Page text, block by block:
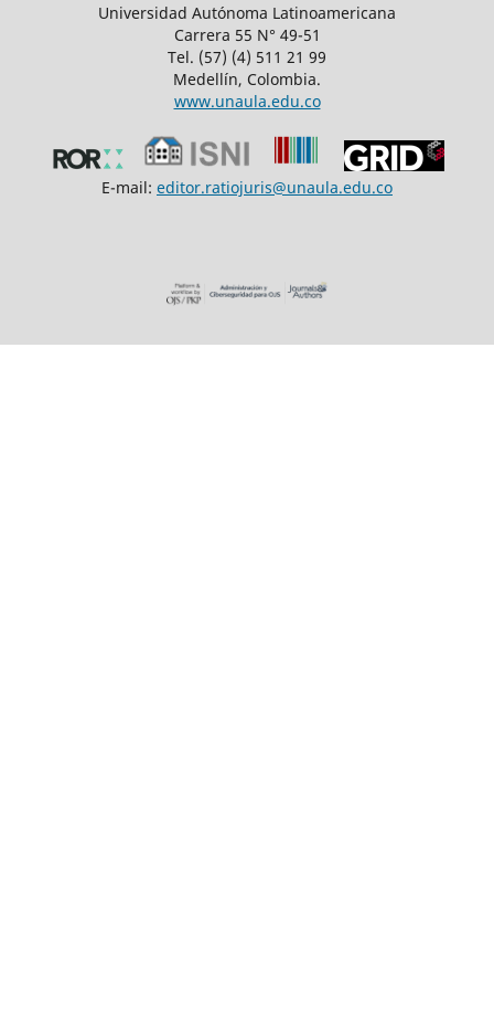
Universidad Autónoma Latinoamericana
Carrera 55 N° 49-51
Tel. (57) (4) 511 21 99
Medellín, Colombia.
www.unaula.edu.co
E-mail: editor.ratiojuris@unaula.edu.co